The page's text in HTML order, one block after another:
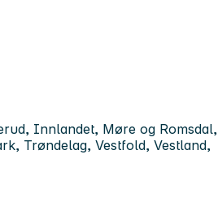
Innlandet, Møre og Romsdal,
Trøndelag, Vestfold, Vestland,